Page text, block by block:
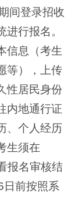
间登录招收
行报名。
信息（考生
等），上传
性居民身份
内地通行证
、个人经历
生须在
报名审核结
日前按照系